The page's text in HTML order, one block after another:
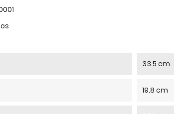
33.5 cm
19.8 cm